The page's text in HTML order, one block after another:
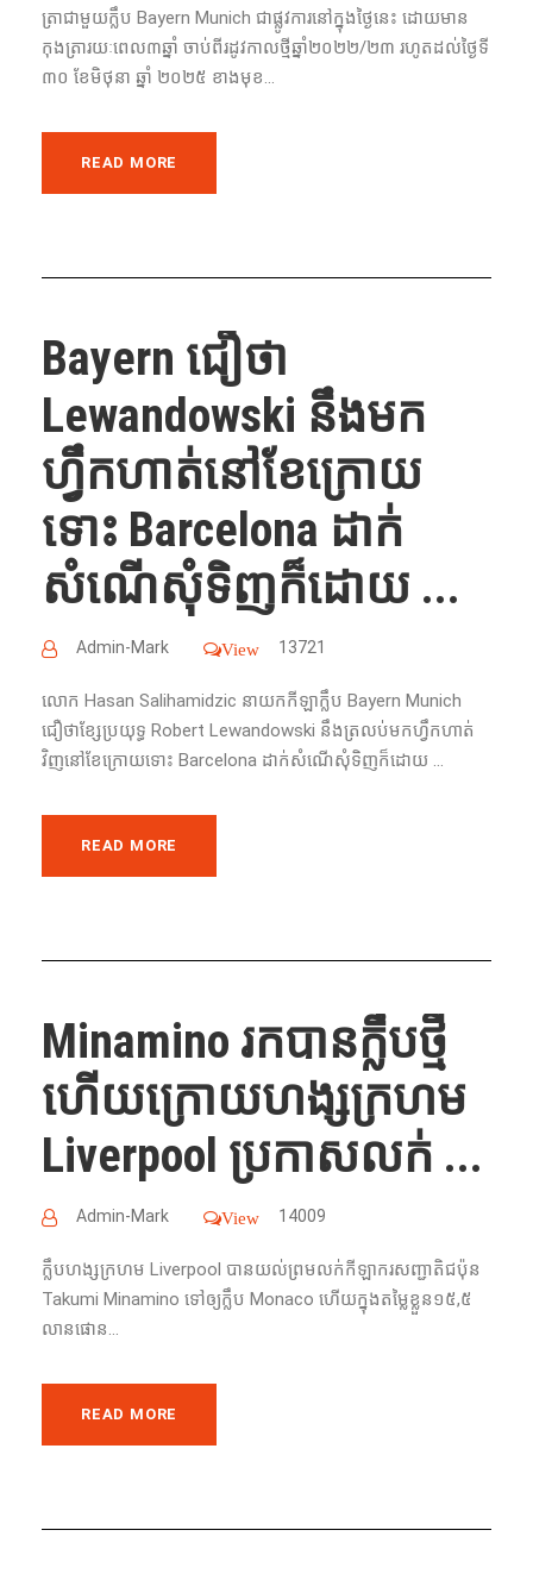
ត្រា​ជា​មួយ​ក្លឹប​ Bayern Munich ជា​ផ្លូវការ​នៅ​ក្នុង​ថ្ងៃ​នេះ​ ដោយ​មាន​
កុងត្រា​រយៈពេល​៣ឆ្នាំ ចាប់ពី​រដូវកាល​ថ្មី​ឆ្នាំ​២០២២/២៣ រហូត​ដល់​ថ្ងៃ​ទី​
៣០ ខែ​មិថុនា​ ឆ្នាំ ២០២៥ ខាង​មុខ​...
READ MORE
Bayern ជឿថា​
Lewandowski នឹង​មក​
ហ្វឹកហាត់​នៅ​ខែ​ក្រោយ​
ទោះ​ Barcelona ដាក់​
សំណើ​សុំ​ទិញក៏ដោយ ...
Admin-Mark View 13721
លោក​ Hasan Salihamidzic នាយក​កីឡា​ក្លឹប​ Bayern Munich
ជឿថា​ខ្សែ​ប្រយុទ្ធ​ Robert Lewandowski នឹង​ត្រលប់​មក​ហ្វឹកហាត់​
វិញ​នៅ​ខែ​ក្រោយ​ទោះ​ Barcelona ដាក់​សំណើ​សុំ​ទិញក៏ដោយ ...
READ MORE
Minamino រក​បាន​ក្លឹបថ្មី
ហើយក្រោយហង្សក្រហម
Liverpool ប្រកាស​លក់​ ...
Admin-Mark View 14009
ក្លឹបហង្សក្រហម Liverpool បាន​យល់​ព្រម​លក់​កីឡាករ​សញ្ជាតិ​ជប៉ុន
Takumi Minamino ទៅ​ឲ្យ​ក្លឹប Monaco ហើយ​​ក្នុង​តម្លៃ​ខ្លួន​១៥,៥​​
លាន​ផោន...
READ MORE